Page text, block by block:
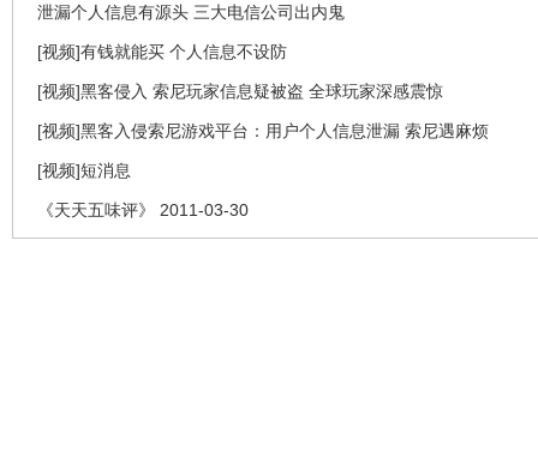
泄漏个人信息有源头 三大电信公司出内鬼
[视频]有钱就能买 个人信息不设防
[视频]黑客侵入 索尼玩家信息疑被盗 全球玩家深感震惊
[视频]黑客入侵索尼游戏平台：用户个人信息泄漏 索尼遇麻烦
[视频]短消息
《天天五味评》 2011-03-30